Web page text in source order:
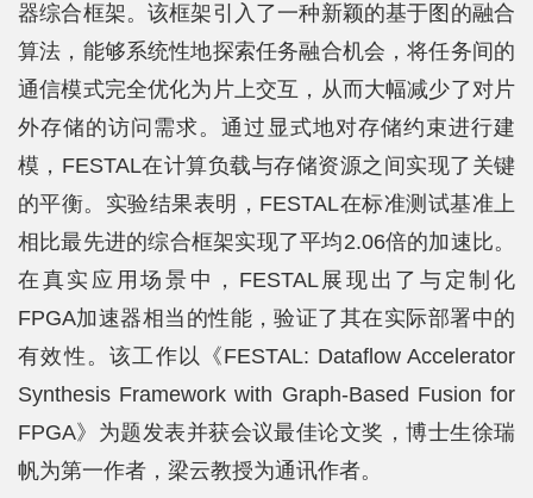
地
学
生
工
作
招
贤
纳
士
校
器综合框架。该框架引入了一种新颖的基于图的融合
算法，能够系统性地探索任务融合机会，将任务间的
通信模式完全优化为片上交互，从而大幅减少了对片
外存储的访问需求。通过显式地对存储约束进行建
模，FESTAL在计算负载与存储资源之间实现了关键
的平衡。实验结果表明，FESTAL在标准测试基准上
相比最先进的综合框架实现了平均2.06倍的加速比。
在真实应用场景中，FESTAL展现出了与定制化
FPGA加速器相当的性能，验证了其在实际部署中的
有效性。该工作以《FESTAL: Dataflow Accelerator
Synthesis Framework with Graph-Based Fusion for
FPGA》为题发表并获会议最佳论文奖，博士生徐瑞
帆为第一作者，梁云教授为通讯作者。